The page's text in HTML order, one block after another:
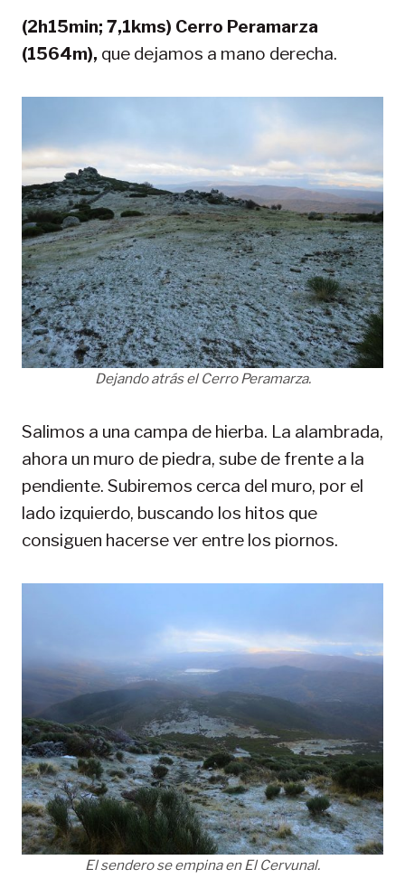
(2h15min; 7,1kms) Cerro Peramarza
(1564m), que dejamos a mano derecha.
Dejando atrás el Cerro Peramarza.
Salimos a una campa de hierba. La alambrada,
ahora un muro de piedra, sube de frente a la
pendiente. Subiremos cerca del muro, por el
lado izquierdo, buscando los hitos que
consiguen hacerse ver entre los piornos.
El sendero se empina en El Cervunal.